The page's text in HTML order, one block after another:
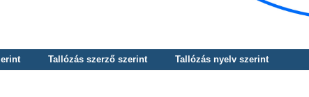
Tallózás szerző szerint
Tallózás nyelv szerint